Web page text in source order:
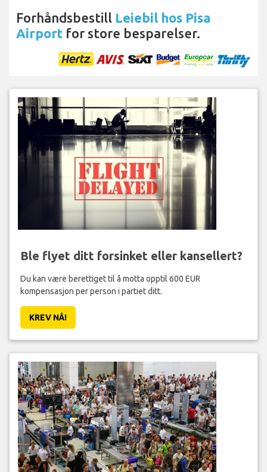
Forhåndsbestill Leiebil hos Pisa
Airport for store besparelser.
Ble flyet ditt forsinket eller kansellert?
Du kan være berettiget til å motta opptil 600 EUR
kompensasjon per person i partiet ditt.
KREV NÅ!